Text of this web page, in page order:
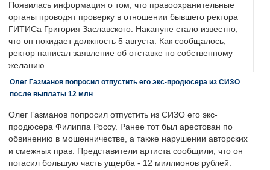
Появилась информация о том, что правоохранительные
органы проводят проверку в отношении бывшего ректора
ГИТИСа Григория Заславского. Накануне стало известно,
что он покидает должность 5 августа. Как сообщалось,
ректор написал заявление об отставке по собственному
желанию.
Олег Газманов попросил отпустить его экс-продюсера из СИЗО
после выплаты 12 млн
Олег Газманов попросил отпустить из СИЗО его экс-
продюсера Филиппа Россу. Ранее тот был арестован по
обвинению в мошенничестве, а также нарушении авторских
и смежных прав. Представители артиста сообщили, что он
погасил большую часть ущерба - 12 миллионов рублей.